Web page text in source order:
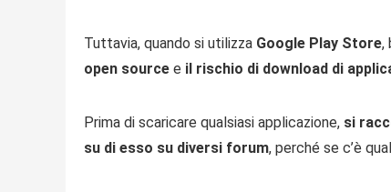
Tuttavia, quando si utilizza Google Play Store,
open source e il rischio di download di
Prima di scaricare qualsiasi applicazione, si
su di esso su diversi forum, perché se c’è